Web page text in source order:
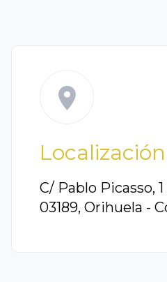
Localización
C/ Pablo Picasso, 1
03189, Orihuela -